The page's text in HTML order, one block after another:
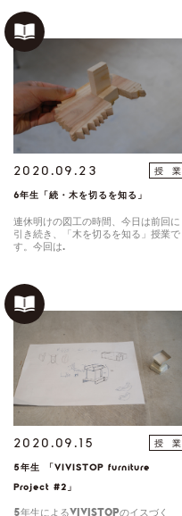
2020.09.23 授 業
6年生「続・木を切るを知る」
連休明けの図工の時間、今日は前回に
引き続き、「木を切るを知る」授業で
す。今回は…
2020.09.15 授 業
5年生 「VIVISTOP furniture
Project #2」
5年生によるVIVISTOPのイスづく